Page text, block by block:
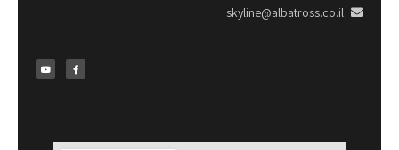
skyline@albatross.co.il